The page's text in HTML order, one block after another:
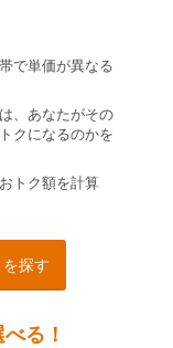
で単価が異なる
、あなたがその
クになるのかを
トク額を計算
を探す
る！